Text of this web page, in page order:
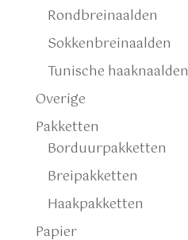
Rondbreinaalden
Sokkenbreinaalden
Tunische haaknaalden
Overige
Pakketten
Borduurpakketten
Breipakketten
Haakpakketten
Papier